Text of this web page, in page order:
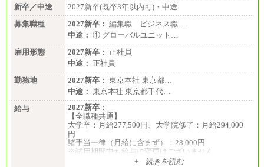
新卒／中途
2027新卒(既卒3年以内可)・中途
募集職種
2027新卒： 編集職 ビジネス職…
中途： ① グローバルユニット…
雇用形態
2027新卒： 正社員
中途： 正社員
勤務地
2027新卒： 東京本社 東京都…
中途： 東京本社 東京都千代…
給与
2027新卒：
【全職種共通】
大学卒：月給277,500円、大学院修了：月給294,000
円
諸手当一律（月給に含まず）：28,000円
※試用期間中も給与に変更はございません
+ 続きを読む